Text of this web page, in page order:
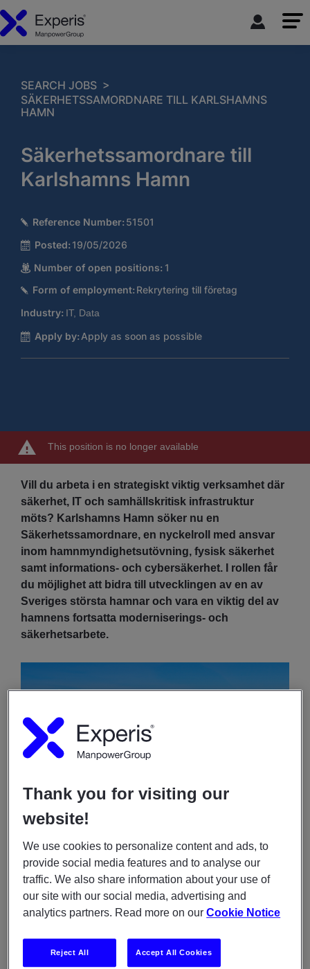
SEARCH JOBS >
SÄKERHETSSAMORDNARE TILL KARLSHAMNS
HAMN
Säkerhetssamordnare till
Karlshamns Hamn
Reference Number: 51501
Posted: 19/05/2026
Number of open positions: 1
Form of employment: Rekrytering till företag
Industry: IT, Data
Apply by: Apply as soon as possible
This position is no longer available
Vill du arbeta i en strategiskt viktig verksamhet där
säkerhet, IT och samhällskritisk infrastruktur
möts? Karlshamns Hamn söker nu en
Säkerhetssamordnare, en nyckelroll med ansvar
inom hamnmyndighetsutövning, fysisk säkerhet
samt informations- och cybersäkerhet. I rollen får
du möjlighet att bidra till utvecklingen av en av
Sveriges största hamnar och vara en viktig del av
hamnens fortsatta moderniserings- och
säkerhetsarbete.
Thank you for visiting our
website!
We use cookies to personalize content and ads, to
provide social media features and to analyse our
traffic. We also share information about your use of
our site with our social media, advertising and
analytics partners. Read more on ourCookie Notice
Reject All Accept All Cookies